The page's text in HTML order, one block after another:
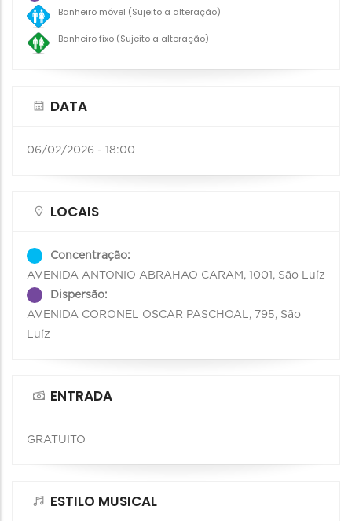
Banheiro móvel (Sujeito a alteração)
Banheiro fixo (Sujeito a alteração)
DATA
06/02/2026 - 18:00
LOCAIS
Concentração:
AVENIDA ANTONIO ABRAHAO CARAM, 1001, São Luíz
Dispersão:
AVENIDA CORONEL OSCAR PASCHOAL, 795, São
Luíz
ENTRADA
GRATUITO
ESTILO MUSICAL